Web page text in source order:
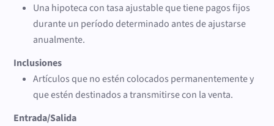
Una hipoteca con tasa ajustable que tiene pagos fijos
durante un período determinado antes de ajustarse
anualmente.
Inclusiones
Artículos que no estén colocados permanentemente y
que estén destinados a transmitirse con la venta.
Entrada/Salida